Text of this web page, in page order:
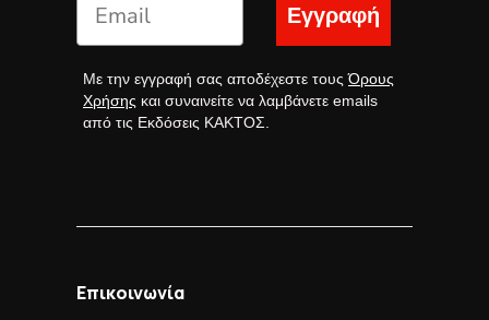
Εγγραφή
Με την εγγραφή σας αποδέχεστε τουςΌρους
Χρήσης και συναινείτε να λαμβάνετε emails
από τις Εκδόσεις ΚΑΚΤΟΣ.
Επικοινωνία